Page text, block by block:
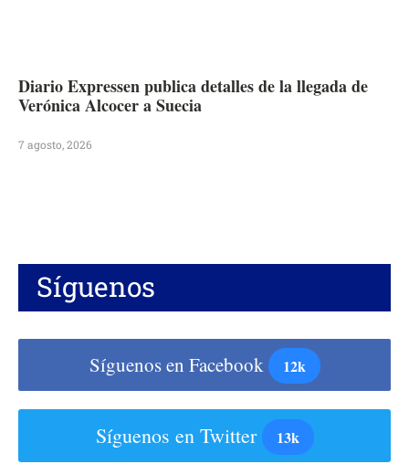
Diario Expressen publica detalles de la llegada de
Verónica Alcocer a Suecia
7 agosto, 2026
Síguenos
Síguenos en Facebook 12k
Síguenos en Twitter 13k